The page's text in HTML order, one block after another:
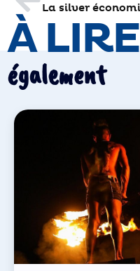
À LIRE
également